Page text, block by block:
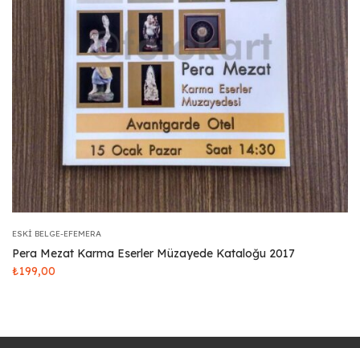
ESKI BELGE-EFEMERA
Pera Mezat Karma Eserler Müzayede Kataloğu 2017
₺199,00